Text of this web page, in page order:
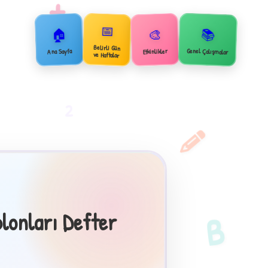
🏠
Ana Sayfa
📅
Belirli Gün
ve Haftalar
🎨
Etkinlikler
📚
Genel Çalışmalar
Defter
B